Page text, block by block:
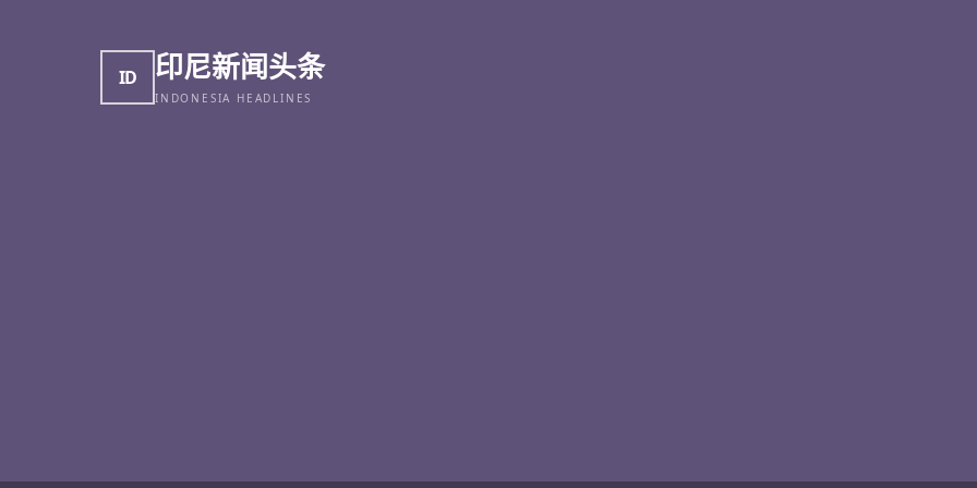
ID 印尼新闻头条
INDONESIA HEADLINES